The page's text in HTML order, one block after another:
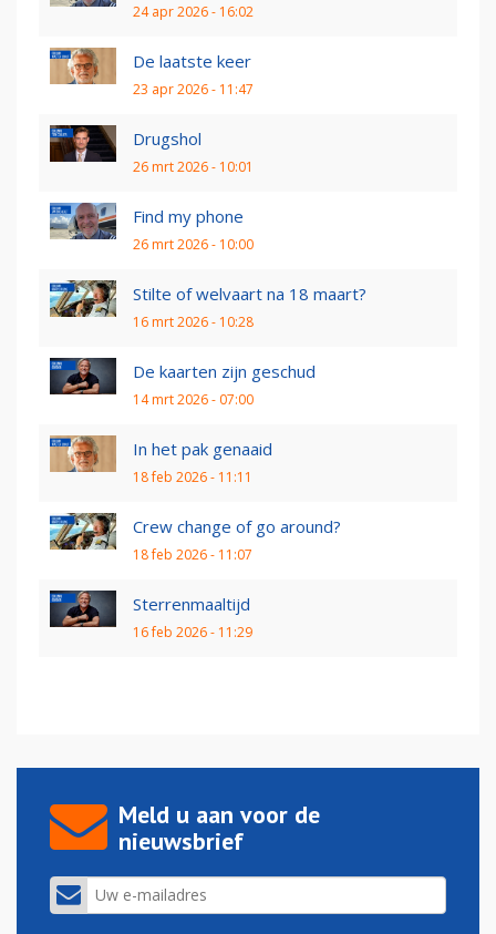
24 apr 2026 - 16:02
De laatste keer
23 apr 2026 - 11:47
Drugshol
26 mrt 2026 - 10:01
Find my phone
26 mrt 2026 - 10:00
Stilte of welvaart na 18 maart?
16 mrt 2026 - 10:28
De kaarten zijn geschud
14 mrt 2026 - 07:00
In het pak genaaid
18 feb 2026 - 11:11
Crew change of go around?
18 feb 2026 - 11:07
Sterrenmaaltijd
16 feb 2026 - 11:29
Meld u aan voor de
nieuwsbrief